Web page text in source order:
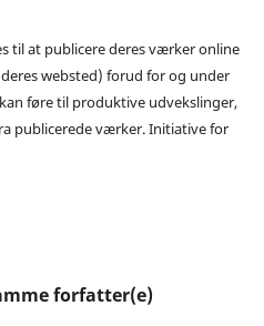
til at publicere deres værker online
websted) forud for og under
føre til produktive udvekslinger,
publicerede værker. Initiative for
forfatter(e)